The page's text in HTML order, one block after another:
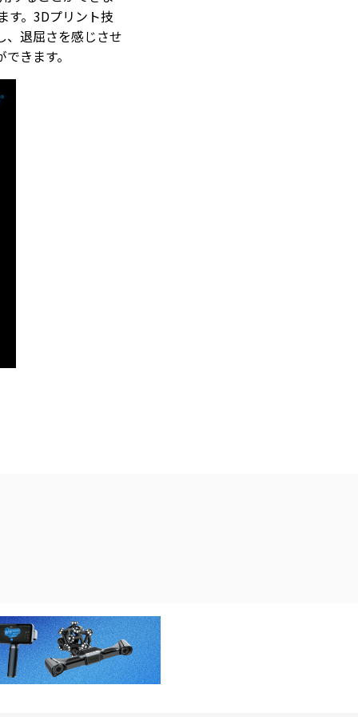
す。3Dプリント技
、退屈さを感じさせ
きます。